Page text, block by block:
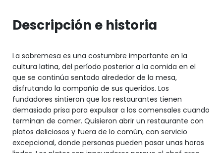
Descripción e historia
La sobremesa es una costumbre importante en la
cultura latina, del período posterior a la comida en el
que se continúa sentado alrededor de la mesa,
disfrutando la compañía de sus queridos. Los
fundadores sintieron que los restaurantes tienen
demasiado prisa para expulsar a los comensales cuando
terminan de comer. Quisieron abrir un restaurante con
platos deliciosos y fuera de lo común, con servicio
excepcional, donde personas pueden pasar unas horas